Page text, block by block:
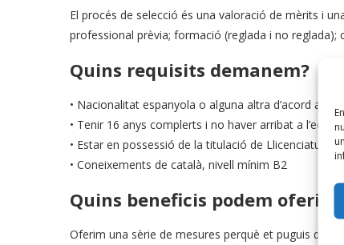
El procés de selecció és una valoració de mèrits i
professional prèvia; formació (reglada i no reglada);
Quins requisits demanem?
• Nacionalitat espanyola o alguna altra d’acord amb
• Tenir 16 anys complerts i no haver arribat a l’edat
• Estar en possessió de la titulació de Llicenciatura
• Coneixements de català, nivell mínim B2
Quins beneficis podem oferir?
Oferim una sèrie de mesures perquè et puguis